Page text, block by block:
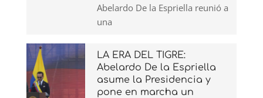
Abelardo De la Espriella reunió a
una
LA ERA DEL TIGRE:
Abelardo De la Espriella
asume la Presidencia y
pone en marcha un